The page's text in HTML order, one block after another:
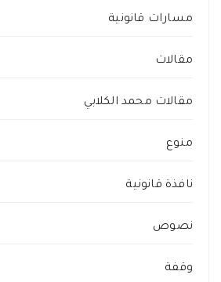
مسارات قانونية
مقالات
مقالات محمد الكلابي
منوع
نافذة قانونية
نصوص
وقفة